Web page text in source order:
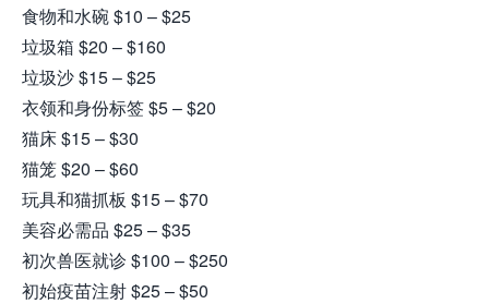
食物和水碗 $10 – $25
垃圾箱 $20 – $160
垃圾沙 $15 – $25
衣领和身份标签 $5 – $20
猫床 $15 – $30
猫笼 $20 – $60
玩具和猫抓板 $15 – $70
美容必需品 $25 – $35
初次兽医就诊 $100 – $250
初始疫苗注射 $25 – $50